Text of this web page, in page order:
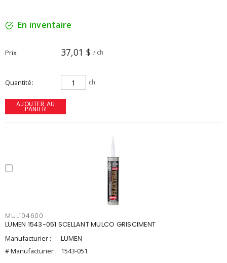
En inventaire
Prix 37,01 $ / ch
Quantité ch
AJOUTER AU
PANIER
MUL104600
LUMEN 1543-051 SCELLANT MULCO GRISCIMENT
Manufacturier :
LUMEN
# Manufacturier : 1543-051